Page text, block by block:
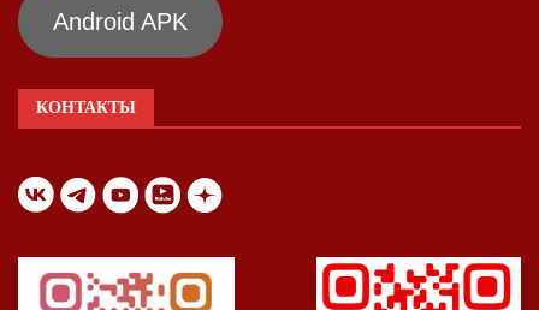
Android APK
КОНТАКТЫ